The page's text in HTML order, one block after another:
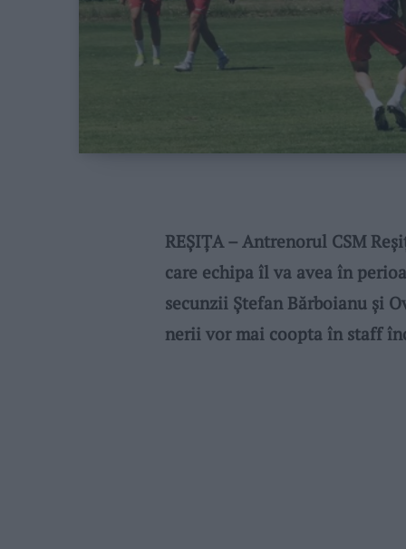
REȘIȚA – Antrenorul CSM
care echipa îl va avea în
secunzii Ștefan Bărboianu și
nerii vor mai coopta în staff